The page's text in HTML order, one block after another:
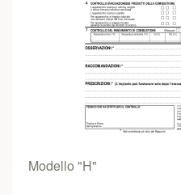
Modello "H"